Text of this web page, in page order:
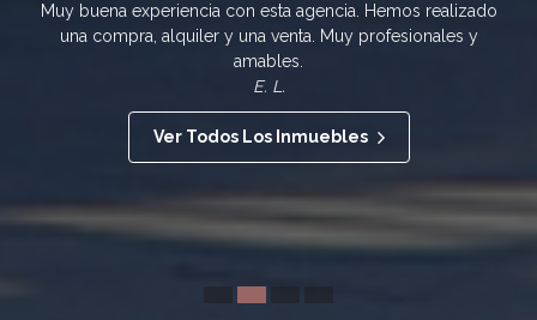
Muy buena experiencia con esta agencia. Hemos realizado
una compra, alquiler y una venta. Muy profesionales y
amables.
E. L.
Ver Todos Los Inmuebles